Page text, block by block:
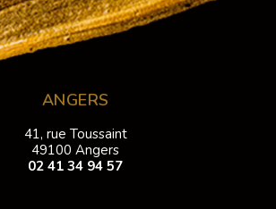
ANGERS
41, rue Toussaint
49100 Angers
02 41 34 94 57